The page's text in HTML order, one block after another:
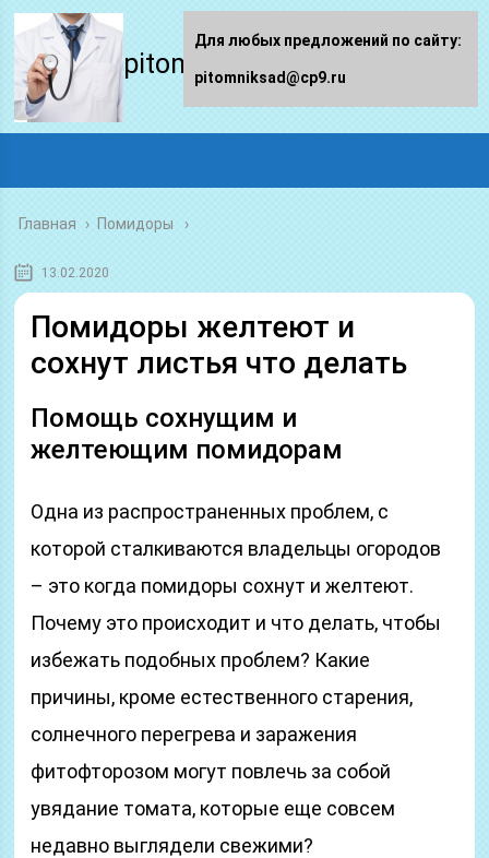
pitomniksad.ru
Главная › Помидоры
13.02.2020
Помидоры желтеют и
сохнут листья что делать
Помощь сохнущим и
желтеющим помидорам
Одна из распространенных проблем, с
которой сталкиваются владельцы огородов
– это когда помидоры сохнут и желтеют.
Почему это происходит и что делать, чтобы
избежать подобных проблем? Какие
причины, кроме естественного старения,
солнечного перегрева и заражения
фитофторозом могут повлечь за собой
увядание томата, которые еще совсем
недавно выглядели свежими?
Для любых предложений по сайту:
pitomniksad@cp9.ru